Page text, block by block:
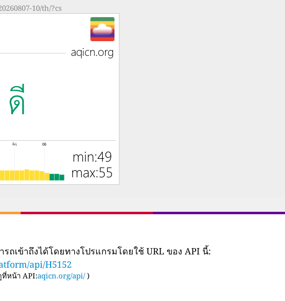
10/th/?cs
เข้าถึงได้โดยทางโปรแกรมโดยใช้ URL ของ API นี้:
api/H5152
หน้า API:aqicn.org/api/ )